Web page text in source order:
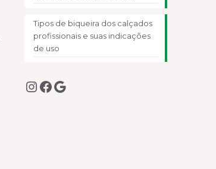
Tipos de biqueira dos calçados
profissionais e suas indicações
de uso
Instagram
Facebook
Google